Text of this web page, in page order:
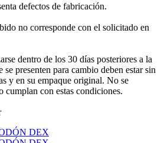
defectos de fabricación.
no corresponde con el solicitado en
dentro de los 30 días posteriores a la
presenten para cambio deben estar sin
y en su empaque original. No se
cumplan con estas condiciones.